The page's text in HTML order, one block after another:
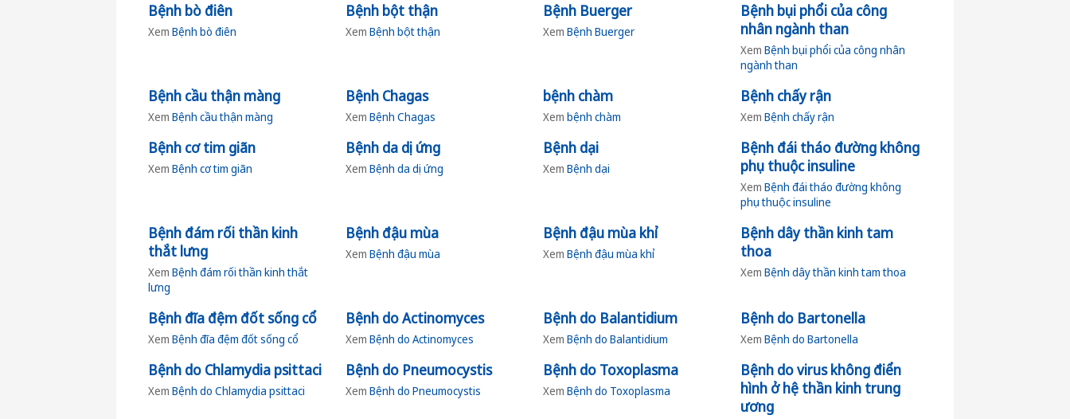
Bệnh bò điên
XemBệnh bò điên
Bệnh bột thận
XemBệnh bột thận
Bệnh Buerger
Xem Bệnh Buerger
Bệnh bụi phổi của công
nhân ngành than
Xem Bệnh bụi phổi của công nhân
ngành than
Bệnh cầu thận màng
XemBệnh cầu thận màng
Bệnh Chagas
XemBệnh Chagas
bệnh chàm
Xem bệnh chàm
Bệnh chấy rận
Xem Bệnh chấy rận
Bệnh cơ tim giãn
XemBệnh cơ tim giãn
Bệnh da dị ứng
XemBệnh da dị ứng
Bệnh dại
Xem Bệnh dại
Bệnh đái tháo đường không
phụ thuộc insuline
Xem Bệnh đái tháo đường không
phụ thuộc insuline
Bệnh đám rối thần kinh
thắt lưng
XemBệnh đám rối thần kinh thắt
lưng
Bệnh đậu mùa
XemBệnh đậu mùa
Bệnh đậu mùa khỉ
Xem Bệnh đậu mùa khỉ
Bệnh dây thần kinh tam
thoa
Xem Bệnh dây thần kinh tam thoa
Bệnh đĩa đệm đốt sống cổ
XemBệnh đĩa đệm đốt sống cổ
Bệnh do Actinomyces
XemBệnh do Actinomyces
Bệnh do Balantidium
Xem Bệnh do Balantidium
Bệnh do Bartonella
Xem Bệnh do Bartonella
Bệnh do Chlamydia psittaci
XemBệnh do Chlamydia psittaci
Bệnh do Pneumocystis
XemBệnh do Pneumocystis
Bệnh do Toxoplasma
Xem Bệnh do Toxoplasma
Bệnh do virus không điển
hình ở hệ thần kinh trung
ương